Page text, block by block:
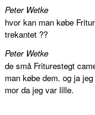
Peter Wetke
hvor kan man købe
trekantet ??
Peter Wetke
de små Friturestegt
man købe dem. og ja
mor da jeg var lille.